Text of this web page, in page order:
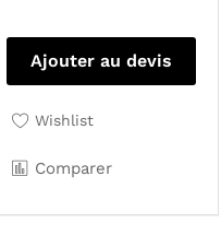
Ajouter au devis
Wishlist
Comparer